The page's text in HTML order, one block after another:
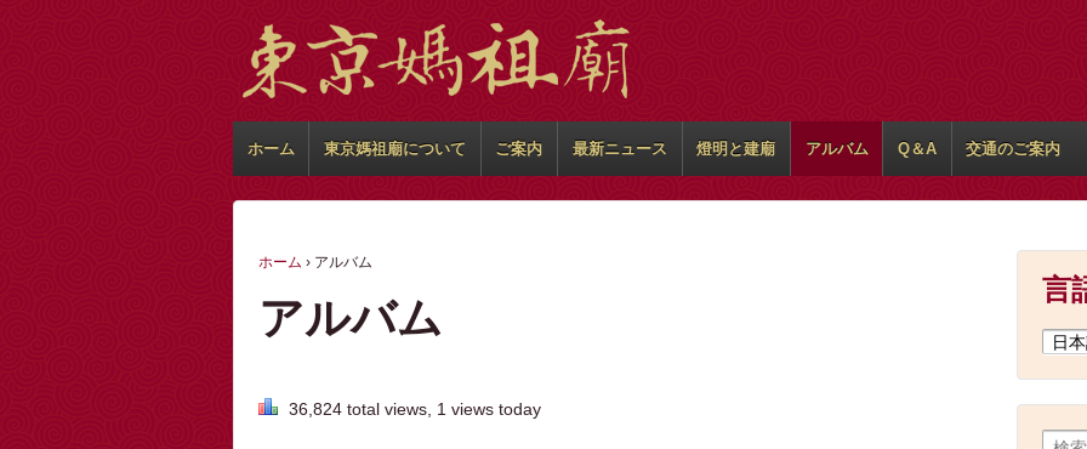
ホーム 東京媽祖廟について ご案内 最新ニュース 燈明と建廟 アルバム Q＆A 交通のご案内
ホーム › アルバム
アルバム
36,824 total views, 1 views today
言